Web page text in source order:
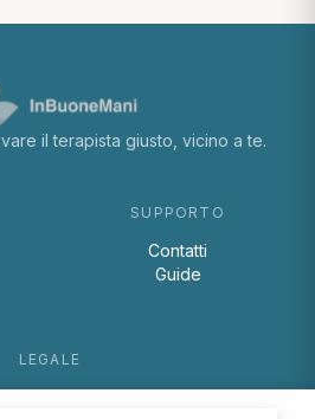
il terapista giusto, vicino a te.
SUPPORTO
Contatti
Guide
LEGALE